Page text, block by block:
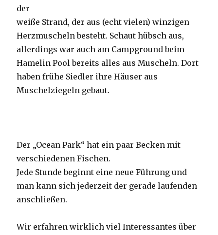
der
weiße Strand, der aus (echt vielen) winzigen
Herzmuscheln besteht. Schaut hübsch aus,
allerdings war auch am Campground beim
Hamelin Pool bereits alles aus Muscheln. Dort
haben frühe Siedler ihre Häuser aus
Muschelziegeln gebaut.
Der „Ocean Park“ hat ein paar Becken mit
verschiedenen Fischen.
Jede Stunde beginnt eine neue Führung und
man kann sich jederzeit der gerade laufenden
anschließen.
Wir erfahren wirklich viel Interessantes über